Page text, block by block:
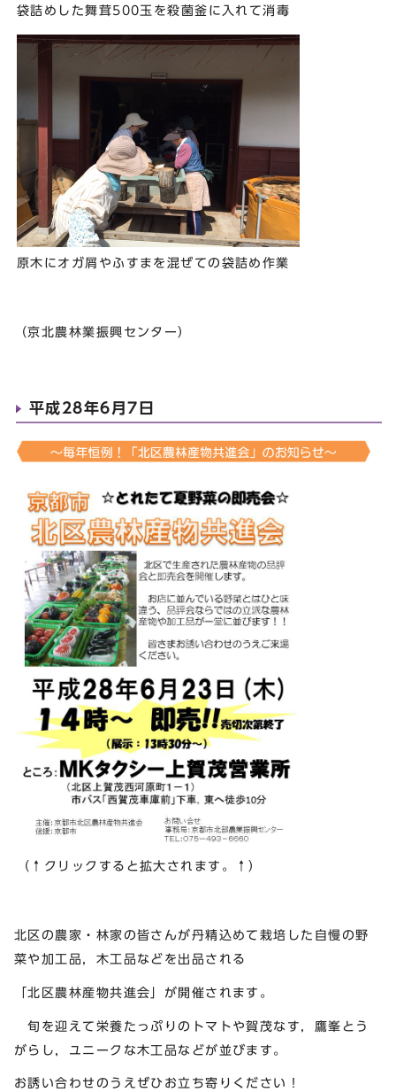
袋詰めした舞茸500玉を殺菌釜に入れて消毒
原木にオガ屑やふすまを混ぜての袋詰め作業
（京北農林業振興センター）
平成28年6月7日
（↑クリックすると拡大されます。↑）
北区の農家・林家の皆さんが丹精込めて栽培した自慢の野
菜や加工品，木工品などを出品される
「北区農林産物共進会」が開催されます。
旬を迎えて栄養たっぷりのトマトや賀茂なす，鷹峯とう
がらし，ユニークな木工品などが並びます。
お誘い合わせのうえぜひお立ち寄りください！